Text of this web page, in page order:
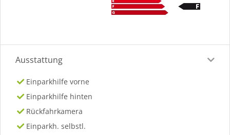
Ausstattung
Einparkhilfe vorne
Einparkhilfe hinten
Rückfahrkamera
Einparkh. selbstl.